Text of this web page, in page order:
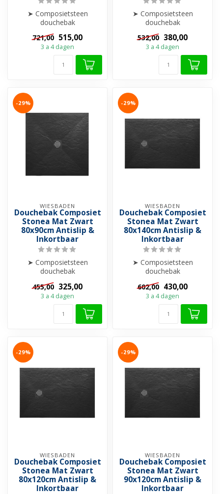
➤ Composietsteen
douchebak
➤ Anti-slip
➤ Krasvrij & Stootbestendig
➤ Inkortba...
721,00 515,00
3 a 4 dagen
➤ Composietsteen
douchebak
➤ Anti-slip
➤ Krasvrij & Stootbestendig
➤ Inkortba...
532,00 380,00
3 a 4 dagen
-29%
WIESBADEN
Douchebak Composiet
Stonea Mat Zwart
80x90cm Antislip &
Inkortbaar
➤ Composietsteen
douchebak
➤ Anti-slip
➤ Krasvrij & Stootbestendig
➤ Inkortba...
455,00 325,00
3 a 4 dagen
-29%
WIESBADEN
Douchebak Composiet
Stonea Mat Zwart
80x140cm Antislip &
Inkortbaar
➤ Composietsteen
douchebak
➤ Anti-slip
➤ Krasvrij & Stootbestendig
➤ Inkortba...
602,00 430,00
3 a 4 dagen
-29%
WIESBADEN
Douchebak Composiet
Stonea Mat Zwart
80x120cm Antislip &
Inkortbaar
-29%
WIESBADEN
Douchebak Composiet
Stonea Mat Zwart
90x120cm Antislip &
Inkortbaar